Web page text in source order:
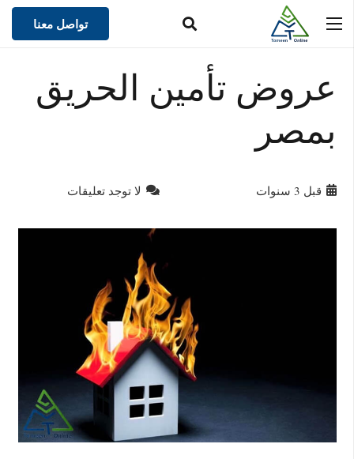
تواصل معنا
عروض تأمين الحريق
بمصر
قبل 3 سنوات لا توجد تعليقات